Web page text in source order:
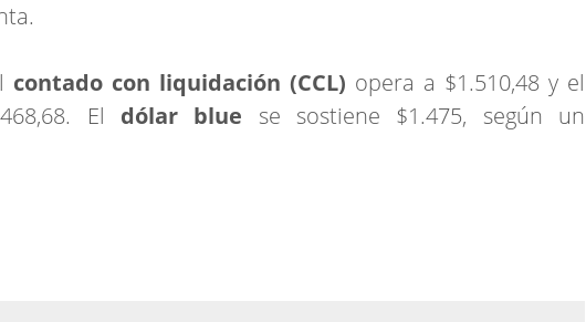
contado con liquidación (CCL) opera a $1.510,48 y el
El dólar blue se sostiene $1.475, según un